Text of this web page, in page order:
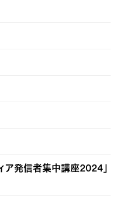
ア発信者集中講座2024」